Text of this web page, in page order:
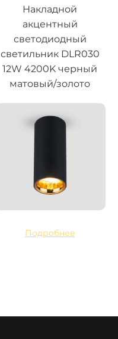
Накладной
акцентный
светодиодный
светильник DLR030
12W 4200K черный
матовый/золото
Подробнее